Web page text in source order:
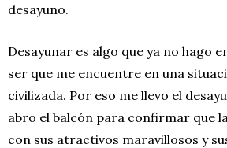
desayuno.
Desayunar es algo que ya no hago
ser que me encuentre en una
civilizada. Por eso me llevo el
abro el balcón para confirmar que
con sus atractivos maravillosos y